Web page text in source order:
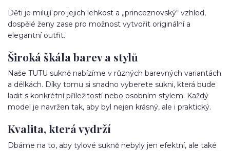
Děti je milují pro jejich lehkost a „princeznovský“ vzhled,
dospělé ženy zase pro možnost vytvořit originální a
elegantní outfit.
Široká škála barev a stylů
Naše TUTU sukně nabízíme v různých barevných variantách
a délkách. Díky tomu si snadno vyberete sukni, která bude
ladit s konkrétní příležitostí nebo osobním stylem. Každý
model je navržen tak, aby byl nejen krásný, ale i praktický.
Kvalita, která vydrží
Dbáme na to, aby tylové sukně nebyly jen efektní, ale také